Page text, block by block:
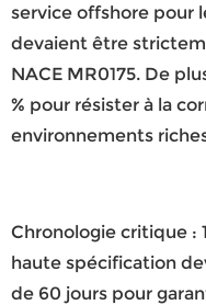
service offshore pour
devaient être
NACE MR0175. De
% pour résister à la
environnements
Chronologie critique :
haute spécification
de 60 jours pour